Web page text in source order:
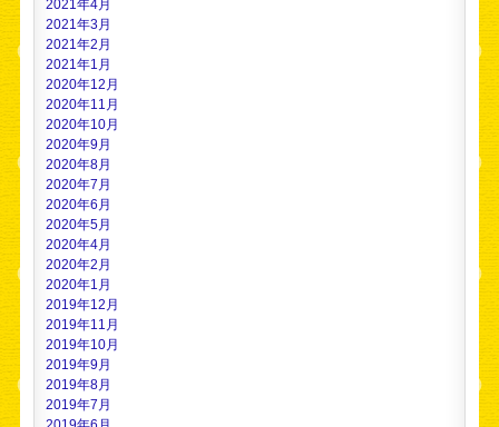
2021年4月
2021年3月
2021年2月
2021年1月
2020年12月
2020年11月
2020年10月
2020年9月
2020年8月
2020年7月
2020年6月
2020年5月
2020年4月
2020年2月
2020年1月
2019年12月
2019年11月
2019年10月
2019年9月
2019年8月
2019年7月